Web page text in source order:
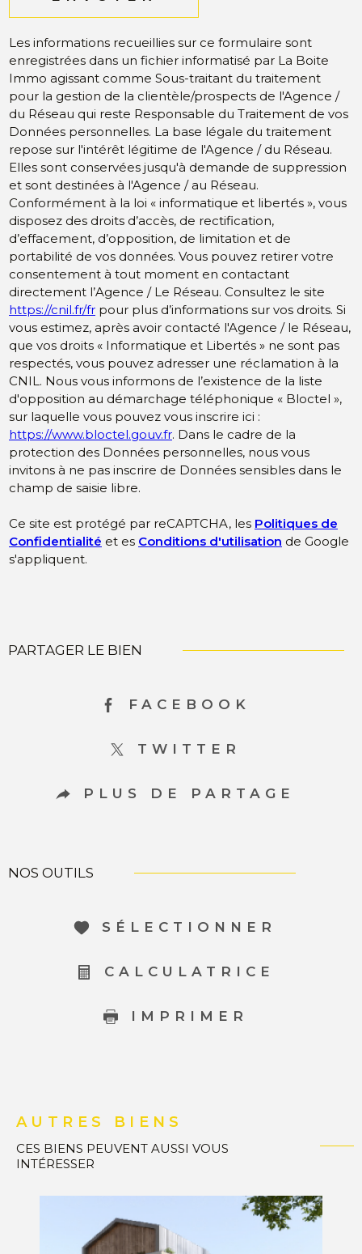
Les informations recueillies sur ce formulaire sont
enregistrées dans un fichier informatisé par La Boite
Immo agissant comme Sous-traitant du traitement
pour la gestion de la clientèle/prospects de l'Agence /
du Réseau qui reste Responsable du Traitement de vos
Données personnelles. La base légale du traitement
repose sur l'intérêt légitime de l'Agence / du Réseau.
Elles sont conservées jusqu'à demande de suppression
et sont destinées à l'Agence / au Réseau.
Conformément à la loi « informatique et libertés », vous
disposez des droits d’accès, de rectification,
d’effacement, d’opposition, de limitation et de
portabilité de vos données. Vous pouvez retirer votre
consentement à tout moment en contactant
directement l’Agence / Le Réseau. Consultez le site
https://cnil.fr/fr pour plus d’informations sur vos droits. Si
vous estimez, après avoir contacté l'Agence / le Réseau,
que vos droits « Informatique et Libertés » ne sont pas
respectés, vous pouvez adresser une réclamation à la
CNIL. Nous vous informons de l’existence de la liste
d'opposition au démarchage téléphonique « Bloctel »,
sur laquelle vous pouvez vous inscrire ici :
https://www.bloctel.gouv.fr. Dans le cadre de la
protection des Données personnelles, nous vous
invitons à ne pas inscrire de Données sensibles dans le
champ de saisie libre.
Ce site est protégé par reCAPTCHA, les Politiques de
Confidentialité et es Conditions d'utilisation de Google
s'appliquent.
PARTAGER LE BIEN
FACEBOOK
TWITTER
PLUS DE PARTAGE
NOS OUTILS
SÉLECTIONNER
CALCULATRICE
IMPRIMER
AUTRES BIENS
CES BIENS PEUVENT AUSSI VOUS
INTÉRESSER